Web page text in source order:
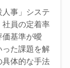
事」システ
社員の定着率
価基準が曖
た課題を解
体的な手法